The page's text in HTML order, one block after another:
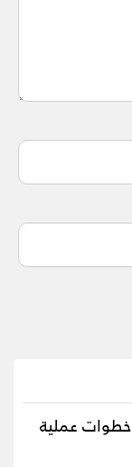
أسرع طريقة لتبطيل الهيروين في 5 خطوات عملية